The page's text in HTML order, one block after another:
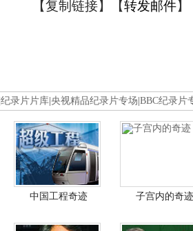
【复制链接】【转发邮件】
纪录片片库 央视精品纪录片专场 BBC纪录片
中国工程奇迹 子宫内的奇迹